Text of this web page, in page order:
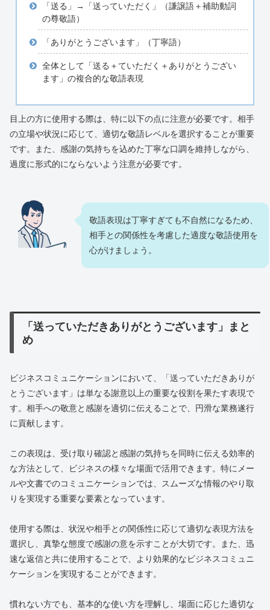
「送る」→「送っていただく」（謙譲語＋補助動詞
の尊敬語）
「ありがとうございます」（丁寧語）
全体として「送る＋ていただく＋ありがとうござい
ます」の複合的な敬語表現
目上の方に使用する際は、特に以下の点に注意が必要です。相手
の立場や状況に応じて、適切な敬語レベルを選択することが重要
です。また、感謝の気持ちを込めた丁寧な口調を維持しながら、
過度に形式的にならないよう注意が必要です。
敬語表現は丁寧すぎても不自然になるため、
相手との関係性を考慮した適度な敬語使用を
心がけましょう。
「送っていただきありがとうございます」まと
め
ビジネスコミュニケーションにおいて、「送っていただきありが
とうございます」は単なる謝意以上の重要な役割を果たす表現で
す。相手への敬意と感謝を適切に伝えることで、円滑な業務遂行
に貢献します。
この表現は、受け取り確認と感謝の気持ちを同時に伝える効率的
な方法として、ビジネスの様々な場面で活用できます。特にメー
ルや文書でのコミュニケーションでは、スムーズな情報のやり取
りを実現する重要な要素となっています。
使用する際は、状況や相手との関係性に応じて適切な表現方法を
選択し、真摯な態度で感謝の意を示すことが大切です。また、迅
速な返信と共に使用することで、より効果的なビジネスコミュニ
ケーションを実現することができます。
慣れない方でも、基本的な使い方を理解し、場面に応じた適切な